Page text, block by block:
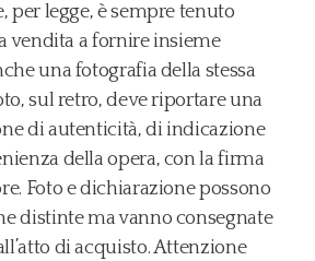
per legge, è sempre tenuto
vendita a fornire insieme
una fotografia della stessa
sul retro, deve riportare una
di autenticità, di indicazione
della opera, con la firma
Foto e dichiarazione possono
distinte ma vanno consegnate
di acquisto. Attenzione